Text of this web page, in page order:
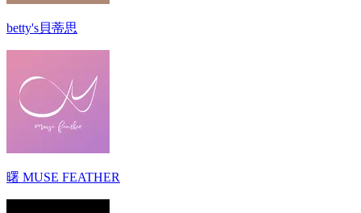
betty's貝蒂思
曙 MUSE FEATHER